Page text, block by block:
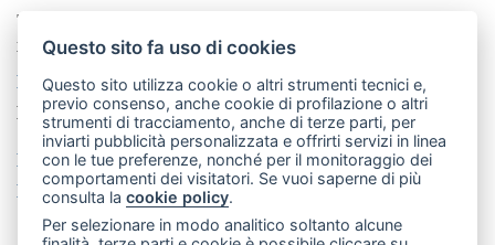
Telefono:
mail: redazione@merateonline.it
La redazione
CasateOnline LeccoOnline
RSS
Made by VIP
Privacy policy
Cookie policy
Rivedi le tue scelte sui cookie
Questo sito fa uso di cookies
Questo sito utilizza cookie o altri strumenti tecnici e,
previo consenso, anche cookie di profilazione o altri
strumenti di tracciamento, anche di terze parti, per
inviarti pubblicità personalizzata e offrirti servizi in linea
con le tue preferenze, nonché per il monitoraggio dei
comportamenti dei visitatori. Se vuoi saperne di più
consulta lacookie policy.
Per selezionare in modo analitico soltanto alcune